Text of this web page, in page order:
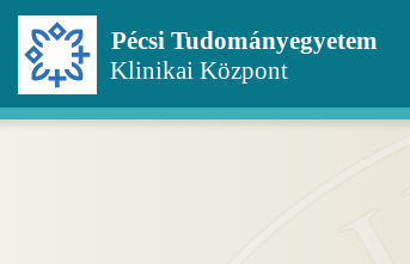
Ugrás
tartalomra